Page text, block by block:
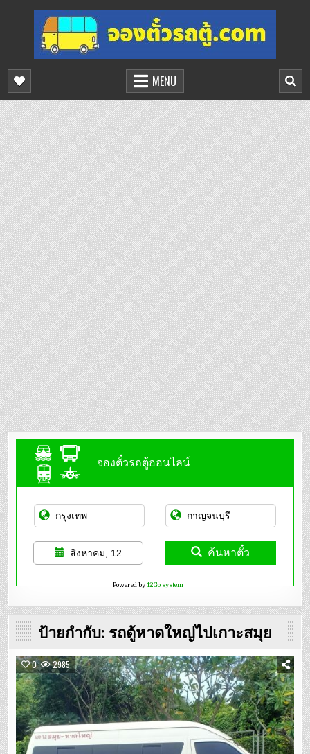
content
จองตั๋วรถตู้ออนไลน์
บริการจองตั๋วรถตู้ออนไลน์
MENU
จองตั๋วรถตู้ออนไลน์
สิงหาคม, 12 ค้นหาตั๋ว
Powered by12Go system
ป้ายกำกับ: รถตู้หาดใหญ่ไปเกาะสมุย
0 2985